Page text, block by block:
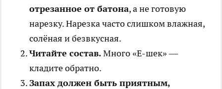
отрезанное от батона, а не готовую
нарезку. Нарезка часто слишком влажная,
солёная и безвкусная.
Читайте состав.Много «Е-шек» —
кладите обратно.
Запах должен быть приятным,